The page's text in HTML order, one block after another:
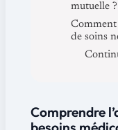
mutuelle ?
Comment
de soins
Comprendre